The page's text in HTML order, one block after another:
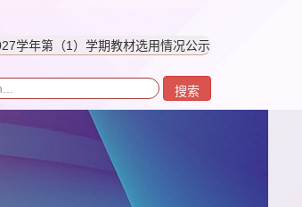
学年第（1）学期教材选用情况公示
搜索